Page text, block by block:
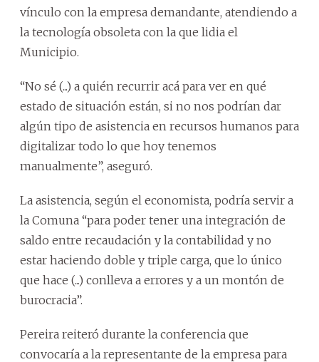
vínculo con la empresa demandante, atendiendo a
la tecnología obsoleta con la que lidia el
Municipio.
“No sé (...) a quién recurrir acá para ver en qué
estado de situación están, si no nos podrían dar
algún tipo de asistencia en recursos humanos para
digitalizar todo lo que hoy tenemos
manualmente”, aseguró.
La asistencia, según el economista, podría servir a
la Comuna “para poder tener una integración de
saldo entre recaudación y la contabilidad y no
estar haciendo doble y triple carga, que lo único
que hace (...) conlleva a errores y a un montón de
burocracia”.
Pereira reiteró durante la conferencia que
convocaría a la representante de la empresa para